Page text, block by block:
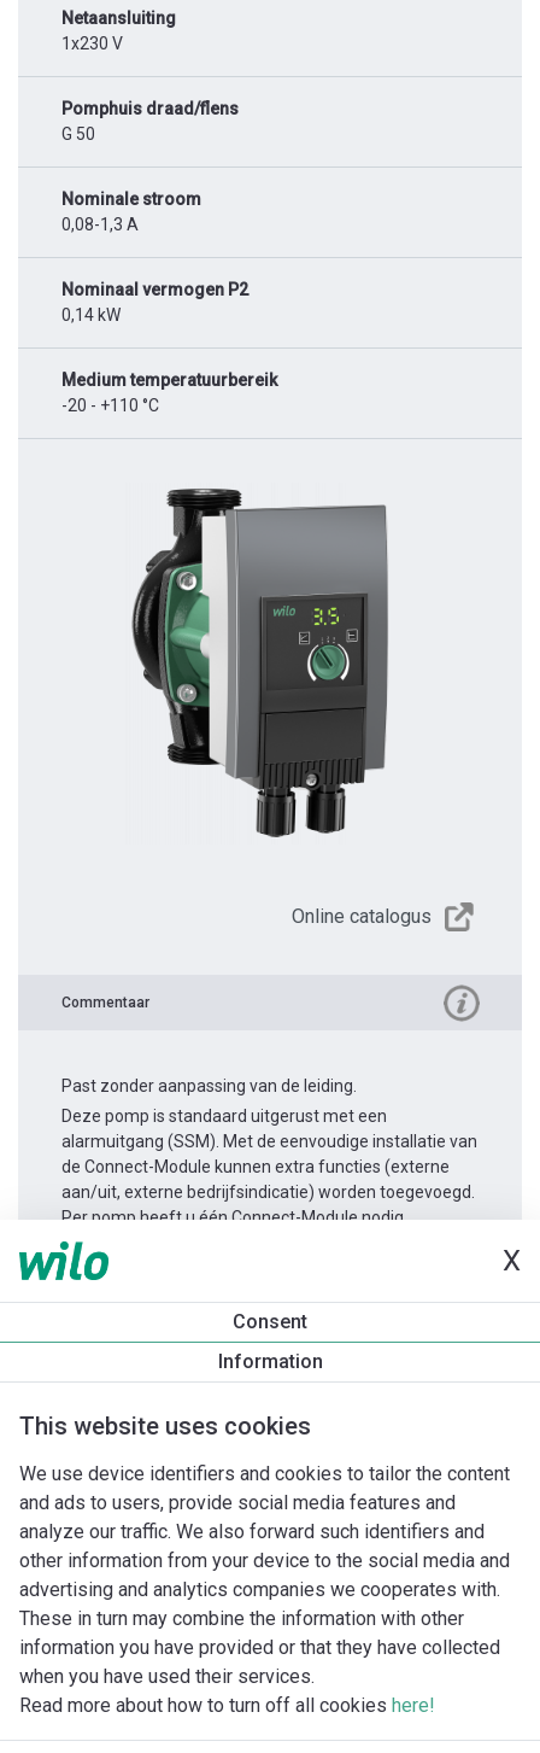
X
Consent
Information
This website uses cookies
We use device identifiers and cookies to tailor the content
and ads to users, provide social media features and
analyze our traffic. We also forward such identifiers and
other information from your device to the social media and
advertising and analytics companies we cooperates with.
These in turn may combine the information with other
information you have provided or that they have collected
when you have used their services.
Read more about how to turn off all cookies here!
Netaansluiting
1x230 V
Pomphuis draad/flens
G 50
Nominale stroom
0,08-1,3 A
Nominaal vermogen P2
0,14 kW
Medium temperatuurbereik
-20 - +110 °C
Online catalogus
Commentaar
Past zonder aanpassing van de leiding.
Deze pomp is standaard uitgerust met een
alarmuitgang (SSM). Met de eenvoudige installatie van
de Connect-Module kunnen extra functies (externe
aan/uit, externe bedrijfsindicatie) worden toegevoegd.
Per pomp heeft u één Connect-Module nodig.
Productinformatie
Imprint